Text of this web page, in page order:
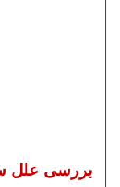
بررسی علل